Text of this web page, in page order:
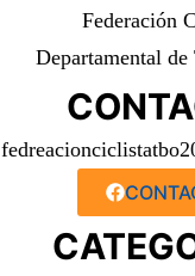
Federación
Departamental de